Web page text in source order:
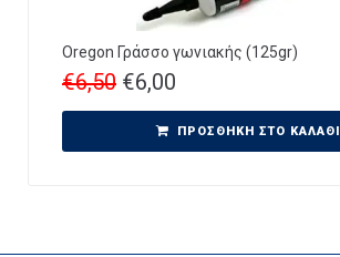
Oregon Γράσσο γωνιακής (125gr)
€6,50 €6,00
ΠΡΟΣΘΉΚΗ ΣΤΟ ΚΑΛΆΘΙ